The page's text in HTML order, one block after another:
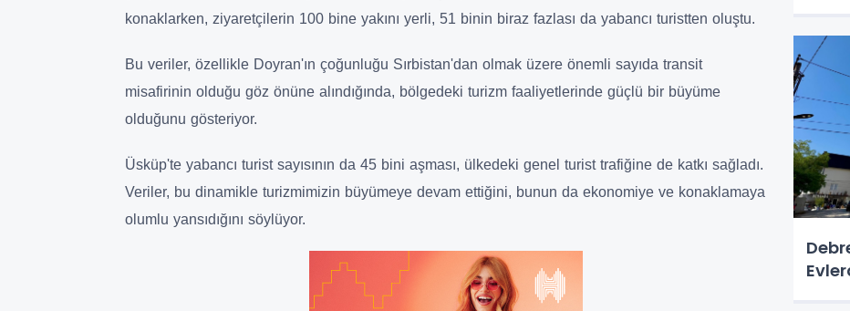
konaklarken, ziyaretçilerin 100 bine yakını yerli, 51 binin biraz fazlası da yabancı turistten oluştu.
Bu veriler, özellikle Doyran'ın çoğunluğu Sırbistan'dan olmak üzere önemli sayıda transit
misafirinin olduğu göz önüne alındığında, bölgedeki turizm faaliyetlerinde güçlü bir büyüme
olduğunu gösteriyor.
Üsküp'te yabancı turist sayısının da 45 bini aşması, ülkedeki genel turist trafiğine de katkı sağladı.
Veriler, bu dinamikle turizmimizin büyümeye devam ettiğini, bunun da ekonomiye ve konaklamaya
olumlu yansıdığını söylüyor.